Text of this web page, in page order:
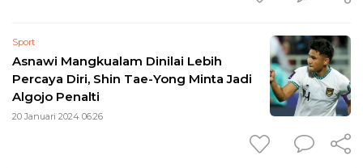
Sport
Asnawi Mangkualam Dinilai Lebih
Percaya Diri, Shin Tae-Yong Minta Jadi
Algojo Penalti
20 Januari 2024 06:26